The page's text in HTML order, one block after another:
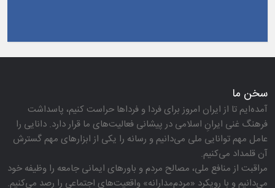
سخن ما
آمده‌ایم تا از ایران امروز برای فردا و فرداها حراست كنیم، پاسداشت
فرهنگ غنی ایرانِ اسلامی در پیشانی فعالیت‌های ما قرار دارد. دانایی را
عامل مهم توانایی ملی می‌دانیم و رسانه را یكی از ابزارهای مهم گسترش
آن قلمداد می‌كنیم.
مراقبت از منافع ملی، مصالح مردم و باورهای ایمانی جامعه را وظیفه خود
می‌دانیم و با رویكرد «مردم‌مدارانه‌» واقعیت‌های اجتماعی را رصد می‌كنیم.